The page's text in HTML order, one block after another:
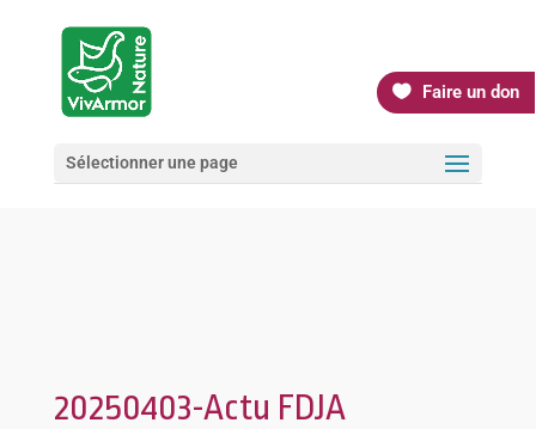
Faire un don
Sélectionner une page
20250403-Actu FDJA